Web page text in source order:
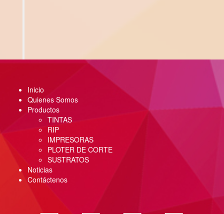
Inicio
Quienes Somos
Productos
TINTAS
RIP
IMPRESORAS
PLOTER DE CORTE
SUSTRATOS
Noticias
Contáctenos